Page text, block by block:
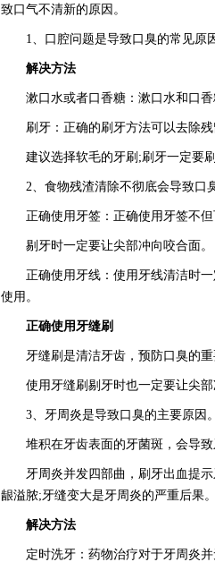
致口气不清新的原因。
1、口腔问题是导致口臭的常见原因
解决方法
漱口水或者口香糖：漱口水和口香
刷牙：正确的刷牙方法可以去除残
建议选择软毛的牙刷;刷牙一定要刷
2、食物残渣清除不彻底会导致口臭
正确使用牙签：正确使用牙签不但
剔牙时一定要让尖部冲向咬合面。
正确使用牙线：使用牙线清洁时一
使用。
正确使用牙缝刷
牙缝刷是清洁牙齿，预防口臭的重
使用牙缝刷剔牙时也一定要让尖部
3、牙周炎是导致口臭的主要原因。
堆积在牙齿表面的牙菌斑，会导致
牙周炎并发四部曲，刷牙出血提示
龈溢脓;牙缝变大是牙周炎的严重后果。
解决方法
定时洗牙：药物治疗对于牙周炎并